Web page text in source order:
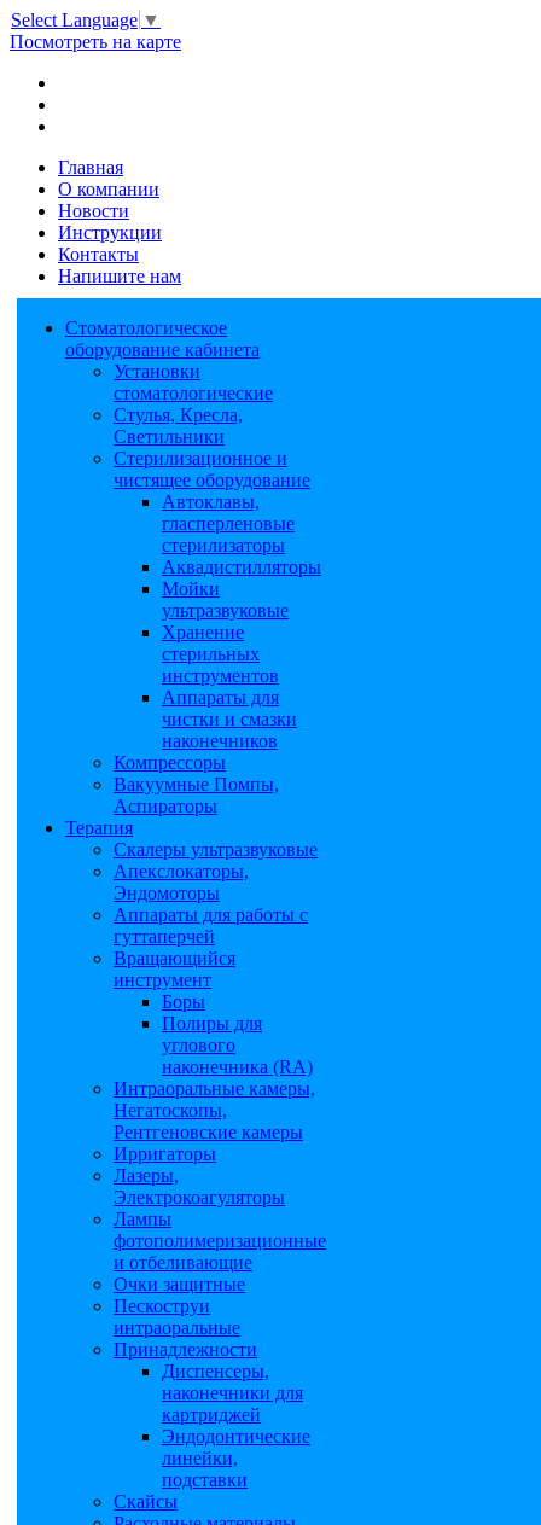
Select Language ▼
Посмотреть на карте
Главная
О компании
Новости
Инструкции
Контакты
Напишите нам
Стоматологическое
оборудование кабинета
Установки
стоматологические
Стулья, Кресла,
Светильники
Стерилизационное и
чистящее оборудование
Автоклавы,
гласперленовые
стерилизаторы
Аквадистилляторы
Мойки
ультразвуковые
Хранение
стерильных
инструментов
Аппараты для
чистки и смазки
наконечников
Компрессоры
Вакуумные Помпы,
Аспираторы
Терапия
Скалеры ультразвуковые
Апекслокаторы,
Эндомоторы
Аппараты для работы с
гуттаперчей
Вращающийся
инструмент
Боры
Полиры для
углового
наконечника (RA)
Интраоральные камеры,
Негатоскопы,
Рентгеновские камеры
Ирригаторы
Лазеры,
Электрокоагуляторы
Лампы
фотополимеризационные
и отбеливающие
Очки защитные
Пескоструи
интраоральные
Принадлежности
Диспенсеры,
наконечники для
картриджей
Эндодонтические
линейки,
подставки
Скайсы